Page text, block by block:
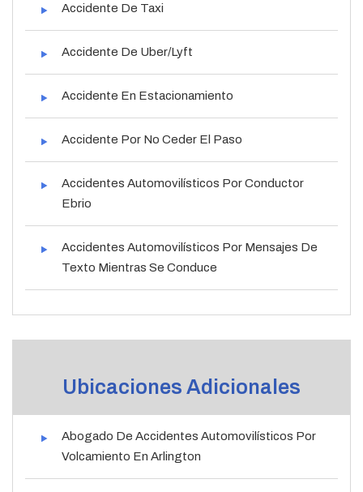
Accidente De Taxi
Accidente De Uber/Lyft
Accidente En Estacionamiento
Accidente Por No Ceder El Paso
Accidentes Automovilísticos Por Conductor
Ebrio
Accidentes Automovilísticos Por Mensajes De
Texto Mientras Se Conduce
Ubicaciones Adicionales
Abogado De Accidentes Automovilísticos Por
Volcamiento En Arlington